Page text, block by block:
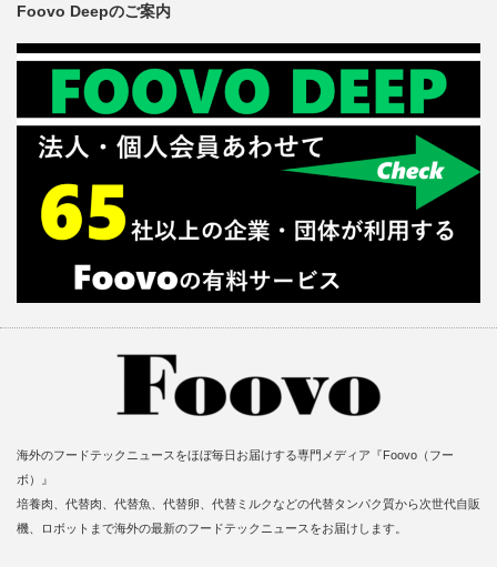
Foovo Deepのご案内
海外のフードテックニュースをほぼ毎日お届けする専門メディア『Foovo（フー
ボ）』
培養肉、代替肉、代替魚、代替卵、代替ミルクなどの代替タンパク質から次世代自販
機、ロボットまで海外の最新のフードテックニュースをお届けします。